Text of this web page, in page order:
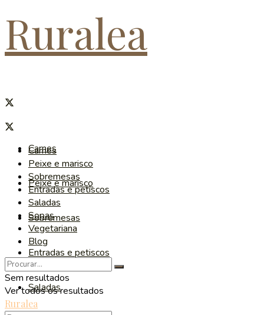
Ruralea
Carnes
Peixe e marisco
Sobremesas
Entradas e petiscos
Saladas
Carnes
Peixe e marisco
Sobremesas
Entradas e petiscos
Saladas
Sopas
Vegetariana
Blog
Sem resultados
Ver todos os resultados
Ruralea